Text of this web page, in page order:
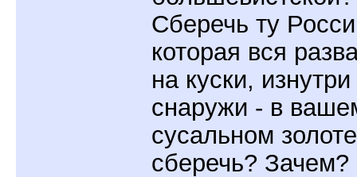
Сберечь ту
которая вся
на куски,
снаружи - в
сусальном
сберечь? Зачем?